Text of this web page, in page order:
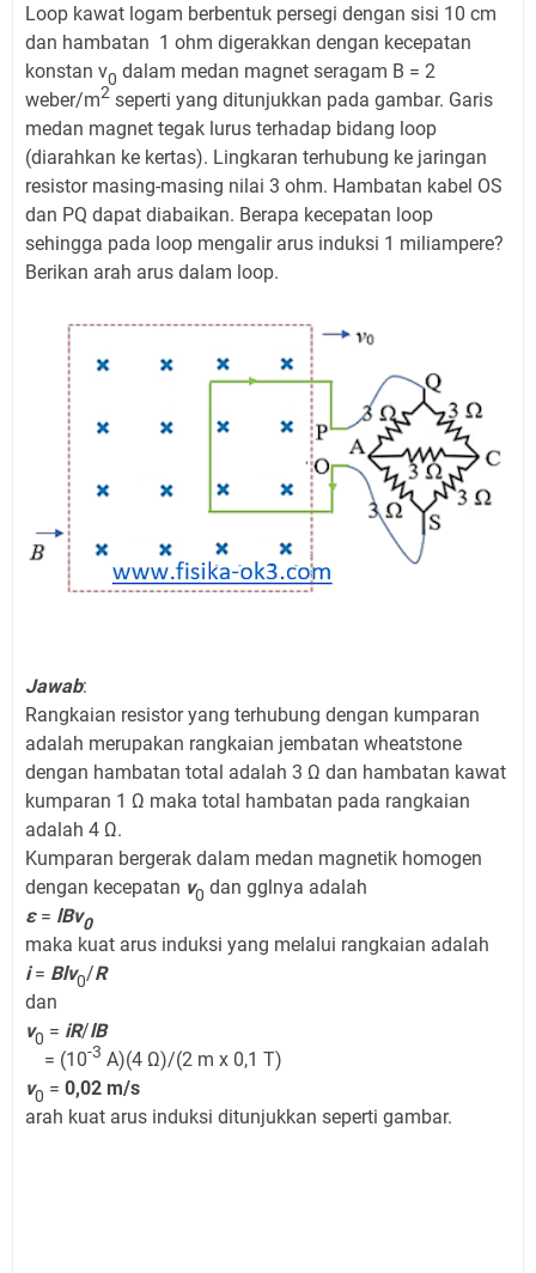
Loop kawat logam berbentuk persegi dengan sisi 10 cm
dan hambatan 1 ohm digerakkan dengan kecepatan
konstan v0 dalam medan magnet seragam B = 2
weber/m2 seperti yang ditunjukkan pada gambar. Garis
medan magnet tegak lurus terhadap bidang loop
(diarahkan ke kertas). Lingkaran terhubung ke jaringan
resistor masing-masing nilai 3 ohm. Hambatan kabel OS
dan PQ dapat diabaikan. Berapa kecepatan loop
sehingga pada loop mengalir arus induksi 1 miliampere?
Berikan arah arus dalam loop.
Jawab:
Rangkaian resistor yang terhubung dengan kumparan
adalah merupakan rangkaian jembatan wheatstone
dengan hambatan total adalah 3 Ω dan hambatan kawat
kumparan 1 Ω maka total hambatan pada rangkaian
adalah 4 Ω.
Kumparan bergerak dalam medan magnetik homogen
dengan kecepatan v0 dan gglnya adalah
ε= lBv0
maka kuat arus induksi yang melalui rangkaian adalah
i= Blv0/R
dan
v0 = iR/lB
= (10-3 A)(4 Ω)/(2 m x 0,1 T)
v0 = 0,02 m/s
arah kuat arus induksi ditunjukkan seperti gambar.